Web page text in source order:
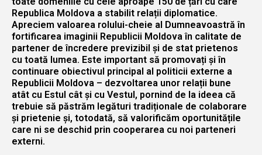
Republica Moldova a stabilit relații diplomatice.
Apreciem valoarea rolului-cheie al Dumneavoastră în
fortificarea imaginii Republicii Moldova în calitate de
partener de încredere previzibil și de stat prietenos
cu toată lumea. Este important să promovați și în
continuare obiectivul principal al politicii externe a
Republicii Moldova – dezvoltarea unor relații bune
atât cu Estul cât și cu Vestul, pornind de la ideea că
trebuie să păstrăm legături tradiționale de colaborare
și prietenie și, totodată, să valorificăm oportunitățile
care ni se deschid prin cooperarea cu noi parteneri
externi.